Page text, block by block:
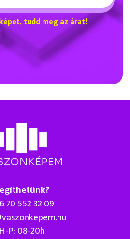
tudd meg az árat!
70 552 32 09
H-P: 08-20h